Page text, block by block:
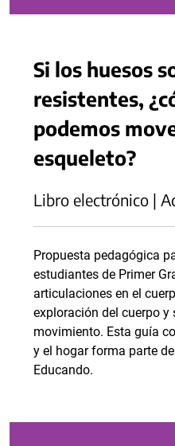
Si los huesos
resistentes,
podemos
esqueleto?
Libro electrónico |
Propuesta pedagógica
estudiantes de Primer
articulaciones en el
exploración del cuerpo
movimiento. Esta guía
y el hogar forma parte
Educando.